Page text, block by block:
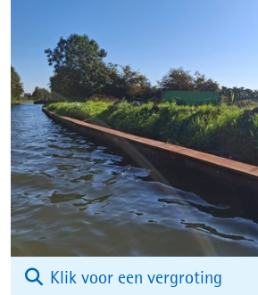
Klik voor een vergroting